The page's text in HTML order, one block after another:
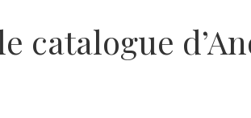
catalogue